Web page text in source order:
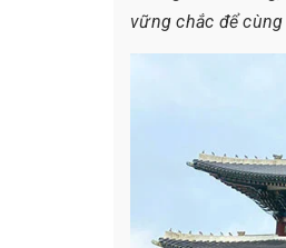
vững chắc để